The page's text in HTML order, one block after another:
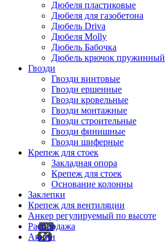
Дюбеля пластиковые
Дюбеля для газобетона
Дюбель Driva
Дюбеля Molly
Дюбель Бабочка
Дюбель крючок пружинный
Гвозди
Гвозди винтовые
Гвозди ершенные
Гвозди кровельные
Гвозди монтажные
Гвозди строительные
Гвозди финишные
Гвозди шиферные
Крепеж для стоек
Закладная опора
Крепеж для стоек
Основание колонны
Заклепки
Крепеж для вентиляции
Анкер регулируемый по высоте
Распродажа
Акции